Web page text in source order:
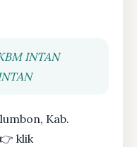
INTAN
Kab.
👉 klik